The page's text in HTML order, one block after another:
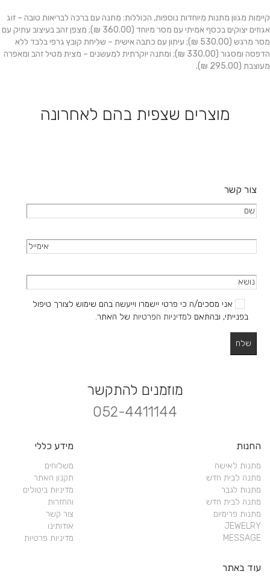
קיימות מגוון מתנות מיוחדות נוספות, הכוללות: מתנה עם ברכה לבריאות טובה – זוג
אגוזים יצוקים בכסף אמיתי עם מסר מיוחד (360.00 ₪); מצפן זהב בעיצוב עתיק עם
מסר מרגש (530.00 ₪); עיתון עם כתבה אישית – שליחת קובץ גרפי בלבד ללא
הדפסה ומסגור (330.00 ₪); ומתנה יוקרתית למעשנים – מצית מטיל זהב ומאפרה
מעוצבת (295.00 ₪).
מוצרים שצפית בהם לאחרונה
צור קשר
אני מסכים/ה כי פרטי יישמרו וייעשה בהם שימוש לצורך טיפול
בפנייתי, ובהתאם למדיניות הפרטיות של האתר.
מוזמנים להתקשר
052-4411144
החנות
מתנות לאישה
מתנה לבית חדש
מתנות לגבר
מתנה לבית חדש
מתנות פרימיום
JEWELRY
MESSAGE
מידע כללי
משלוחים
תקנון האתר
מדיניות ביטולים
והחזרות
צור קשר
אודותינו
מדיניות פרטיות
עוד באתר